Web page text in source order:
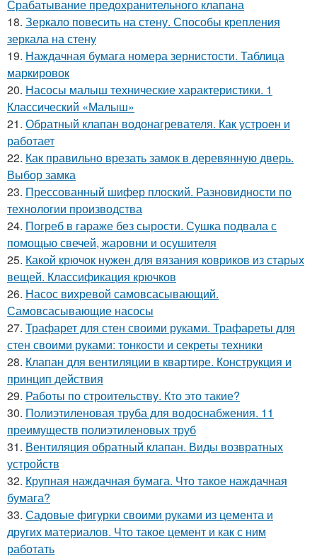
Срабатывание предохранительного клапана
18. Зеркало повесить на стену. Способы крепления
зеркала на стену
19. Наждачная бумага номера зернистости. Таблица
маркировок
20. Насосы малыш технические характеристики. 1
Классический «Малыш»
21. Обратный клапан водонагревателя. Как устроен и
работает
22. Как правильно врезать замок в деревянную дверь.
Выбор замка
23. Прессованный шифер плоский. Разновидности по
технологии производства
24. Погреб в гараже без сырости. Сушка подвала с
помощью свечей, жаровни и осушителя
25. Какой крючок нужен для вязания ковриков из старых
вещей. Классификация крючков
26. Насос вихревой самовсасывающий.
Самовсасывающие насосы
27. Трафарет для стен своими руками. Трафареты для
стен своими руками: тонкости и секреты техники
28. Клапан для вентиляции в квартире. Конструкция и
принцип действия
29. Работы по строительству. Кто это такие?
30. Полиэтиленовая труба для водоснабжения. 11
преимуществ полиэтиленовых труб
31. Вентиляция обратный клапан. Виды возвратных
устройств
32. Крупная наждачная бумага. Что такое наждачная
бумага?
33. Садовые фигурки своими руками из цемента и
других материалов. Что такое цемент и как с ним
работать